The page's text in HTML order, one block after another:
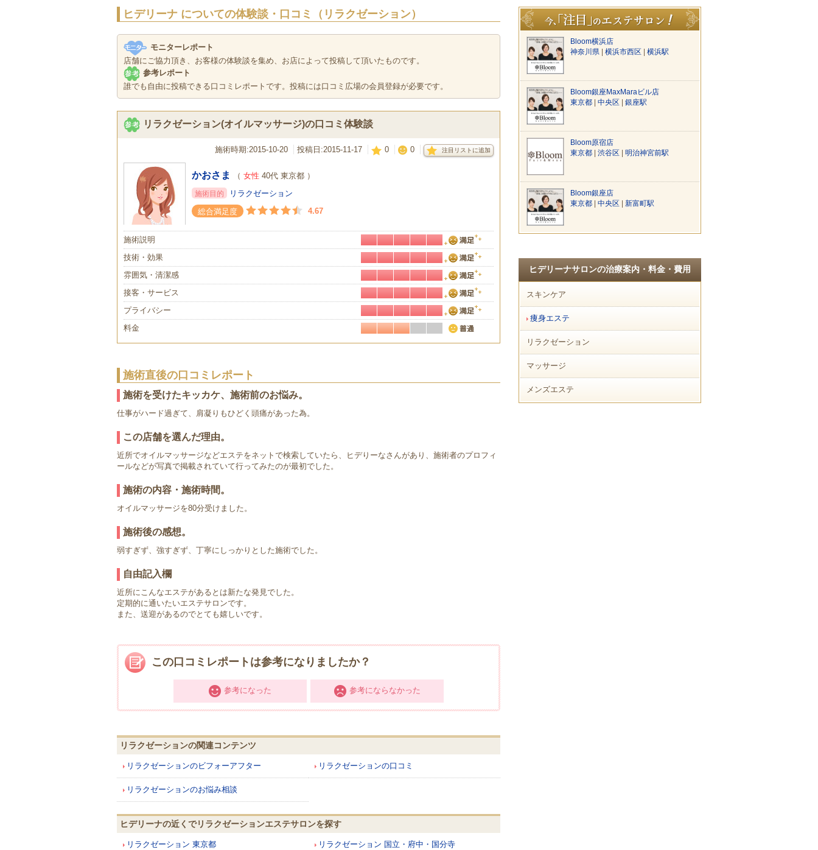
ヒデリーナ についての体験談・口コミ（リラクゼーション）
モニターレポート
店舗にご協力頂き、お客様の体験談を集め、お店によって投稿して頂いたものです。
参考レポート
誰でも自由に投稿できる口コミレポートです。投稿には口コミ広場の会員登録が必要です。
リラクゼーション(オイルマッサージ)の口コミ体験談
施術時期:2015-10-20 投稿日:2015-11-17 0 0 注目リストに追加
かおさま （ 女性 40代 東京都 ）
施術目的
リラクゼーション
総合満足度
4.67
施術説明
技術・効果
雰囲気・清潔感
接客・サービス
プライバシー
料金
施術直後の口コミレポート
施術を受けたキッカケ、施術前のお悩み。
仕事がハード過ぎて、肩凝りもひどく頭痛があった為。
この店舗を選んだ理由。
近所でオイルマッサージなどエステをネットで検索していたら、ヒデりーなさんがあり、施術者のプロフィ
ールなどが写真で掲載されていて行ってみたのが最初でした。
施術の内容・施術時間。
オイルマッサージを80分受けました。
施術後の感想。
弱すぎず、強すぎず、丁寧にしっかりとした施術でした。
自由記入欄
近所にこんなエステがあるとは新たな発見でした。
定期的に通いたいエステサロンです。
また、送迎があるのでとても嬉しいです。
この口コミレポートは参考になりましたか？
参考になった 参考にならなかった
リラクゼーションの関連コンテンツ
リラクゼーションのビフォーアフター リラクゼーションの口コミ
リラクゼーションのお悩み相談
ヒデリーナの近くでリラクゼーションエステサロンを探す
リラクゼーション 東京都 リラクゼーション 国立・府中・国分寺
Bloom横浜店
神奈川県
横浜市西区 横浜駅
Bloom銀座MaxMaraビル店
東京都
中央区 銀座駅
Bloom原宿店
東京都
渋谷区 明治神宮前駅
Bloom銀座店
東京都
中央区 新富町駅
ヒデリーナサロンの治療案内・料金・費用
スキンケア
痩身エステ
リラクゼーション
マッサージ
メンズエステ